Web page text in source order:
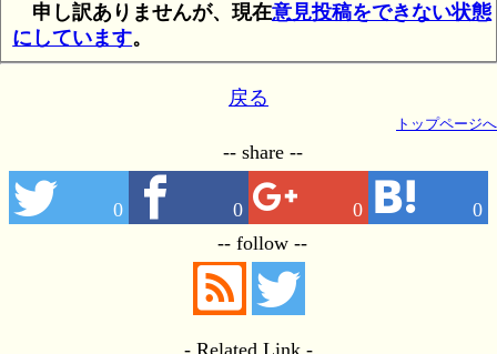
申し訳ありませんが、現在意見投稿をできない状態
にしています。
戻る
トップページへ
-- share --
0 0 0 0
-- follow --